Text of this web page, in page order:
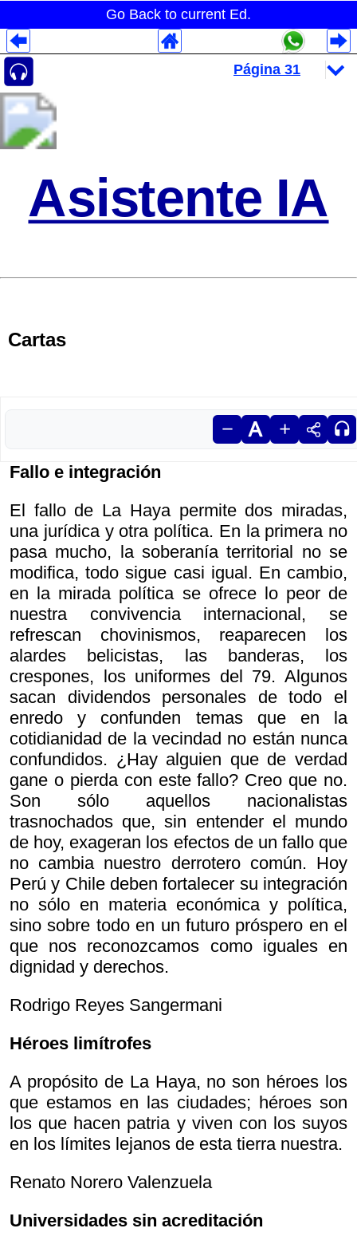
Go Back to current Ed.
Asistente IA
Cartas
Fallo e integración
El fallo de La Haya permite dos miradas,
una jurídica y otra política. En la primera no
pasa mucho, la soberanía territorial no se
modifica, todo sigue casi igual. En cambio,
en la mirada política se ofrece lo peor de
nuestra convivencia internacional, se
refrescan chovinismos, reaparecen los
alardes belicistas, las banderas, los
crespones, los uniformes del 79. Algunos
sacan dividendos personales de todo el
enredo y confunden temas que en la
cotidianidad de la vecindad no están nunca
confundidos. ¿Hay alguien que de verdad
gane o pierda con este fallo? Creo que no.
Son sólo aquellos nacionalistas
trasnochados que, sin entender el mundo
de hoy, exageran los efectos de un fallo que
no cambia nuestro derrotero común. Hoy
Perú y Chile deben fortalecer su integración
no sólo en materia económica y política,
sino sobre todo en un futuro próspero en el
que nos reconozcamos como iguales en
dignidad y derechos.
Rodrigo Reyes Sangermani
Héroes limítrofes
A propósito de La Haya, no son héroes los
que estamos en las ciudades; héroes son
los que hacen patria y viven con los suyos
en los límites lejanos de esta tierra nuestra.
Renato Norero Valenzuela
Universidades sin acreditación
Despliegues Analytics
Despliegues Totales
Despliegues por Rubros